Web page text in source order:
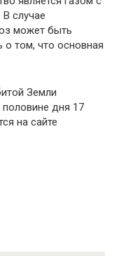
случае
может быть
о том, что основная
Земли
дня 17
на сайте